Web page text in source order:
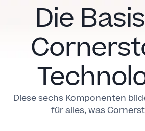
Die
Diese sechs Komponenten
für alles, was